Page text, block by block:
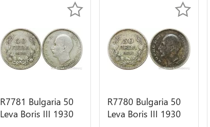
R7781 Bulgaria 50
Leva Boris III 1930
R7780 Bulgaria 50
Leva Boris III 1930